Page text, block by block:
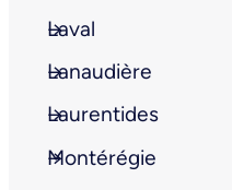
Laval
Lanaudière
Laurentides
Montérégie